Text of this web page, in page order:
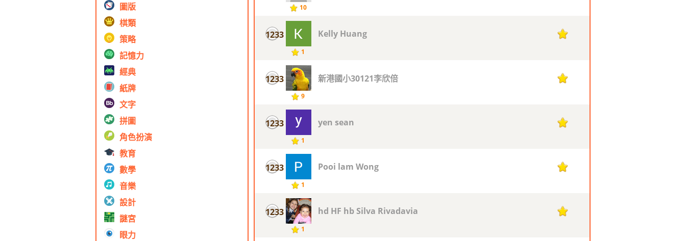
圖版
棋類
策略
記憶力
經典
紙牌
文字
拼圖
角色扮演
教育
數學
音樂
設計
謎宮
眼力
10
1233
1
Kelly Huang 1
1233
9
新港國小30121李欣倍 1
1233
1
yen sean 1
1233
1
Pooi lam Wong 1
1233
1
hd HF hb Silva Rivadavia 1